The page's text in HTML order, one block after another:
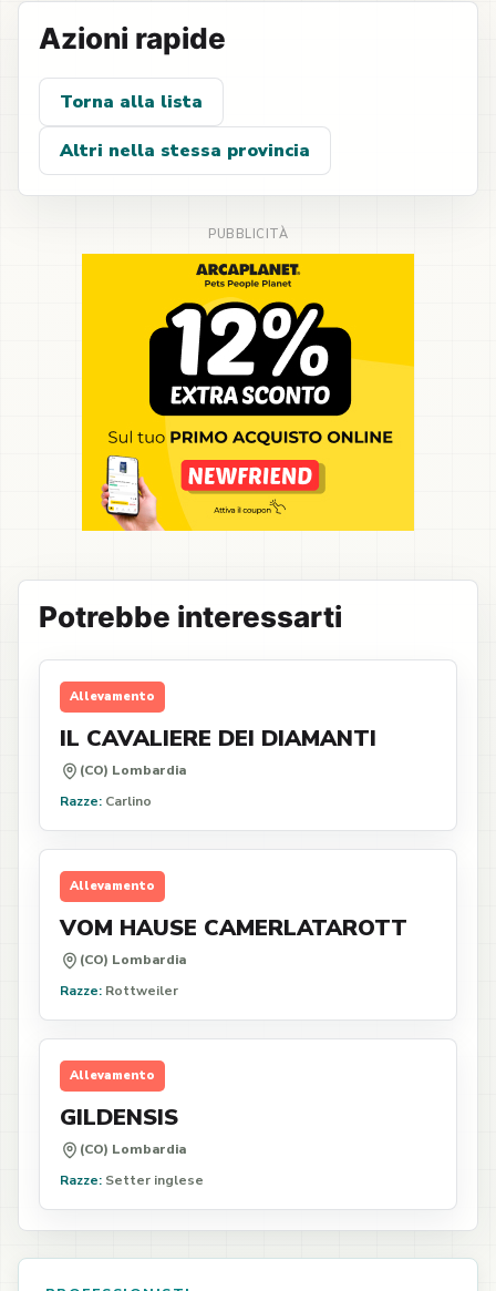
Azioni rapide
Torna alla lista
Altri nella stessa provincia
Potrebbe interessarti
Allevamento
IL CAVALIERE DEI DIAMANTI
(CO) Lombardia
Razze: Carlino
Allevamento
VOM HAUSE CAMERLATAROTT
(CO) Lombardia
Razze: Rottweiler
Allevamento
GILDENSIS
(CO) Lombardia
Razze: Setter inglese